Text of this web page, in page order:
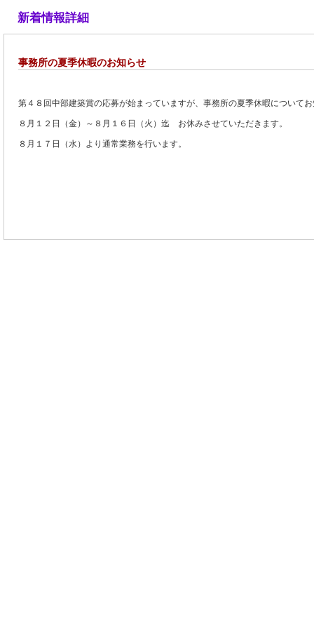
新着情報詳細
事務所の夏季休暇のお知らせ
第４８回中部建築賞の応募が始まっていますが、事務所の夏季休暇について
８月１２日（金）～８月１６日（火）迄 お休みさせていただきます。
８月１７日（水）より通常業務を行います。